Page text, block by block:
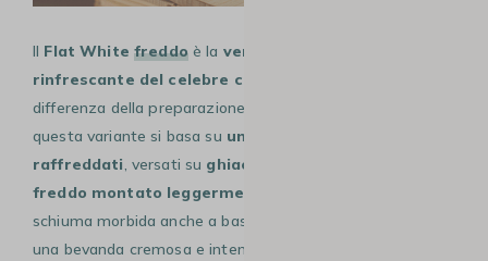
Il Flat White freddoè la versione estiva e
rinfrescante del celebre caffè australiano
differenza della preparazione classica servita calda,
questa variante si basa su uno o due shot di espresso
raffreddati, versati su ghiaccio
freddo montato leggermente
schiuma morbida anche a basse temperature. Il risultato è
una bevanda cremosa e intensa, con il gusto deciso del